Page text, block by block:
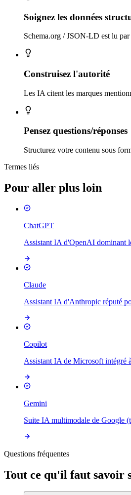
Soignez les données
Schema.org / JSON-LD est lu
Construisez l'autorité
Les IA citent les marques
Pensez questions/réponses
Structurez votre contenu sous
Termes liés
Pour aller plus loin
ChatGPT
Assistant IA d'OpenAI dominant
Claude
Assistant IA d'Anthropic réputé
Copilot
Assistant IA de Microsoft intégré
Gemini
Suite IA multimodale de Google
Questions fréquentes
Tout ce qu'il faut savoir